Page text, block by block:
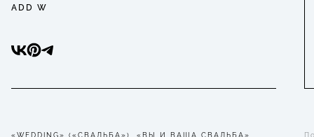
ADD W
«WEDDING» («СВАДЬБА»), «ВЫ И ВАША СВАДЬБА».